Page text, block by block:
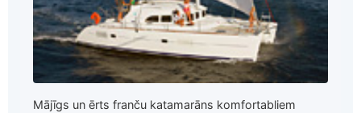
Mājīgs un ērts franču katamarāns komfortabliem